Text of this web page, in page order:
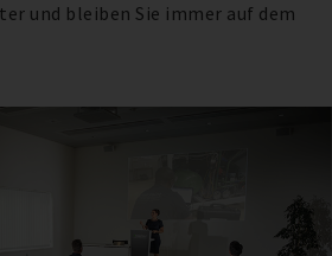
und bleiben Sie immer auf dem